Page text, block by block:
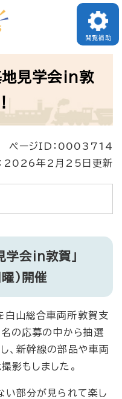
閲覧補助
地見学会in敦
ページID：0003714
2026年2月25日更新
学会in敦賀」
）開催
白山総合車両所敦賀支
の応募の中から抽選
、新幹線の部品や車両
影もしました。
い部分が見られて楽し